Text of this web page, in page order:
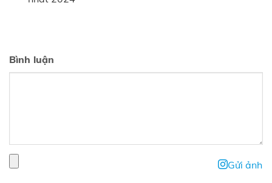
Bình luận
Gửi ảnh